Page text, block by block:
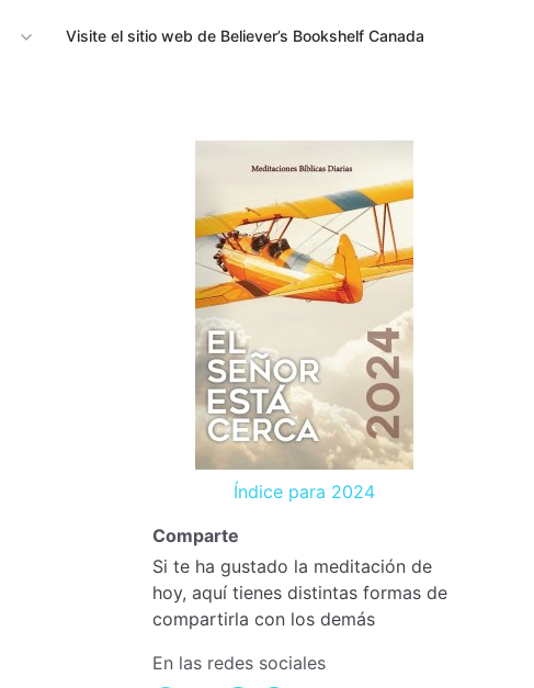
Visite el sitio web de Believer’s Bookshelf Canada
Índice para 2024
Comparte
Si te ha gustado la meditación de
hoy, aquí tienes distintas formas de
compartirla con los demás
En las redes sociales